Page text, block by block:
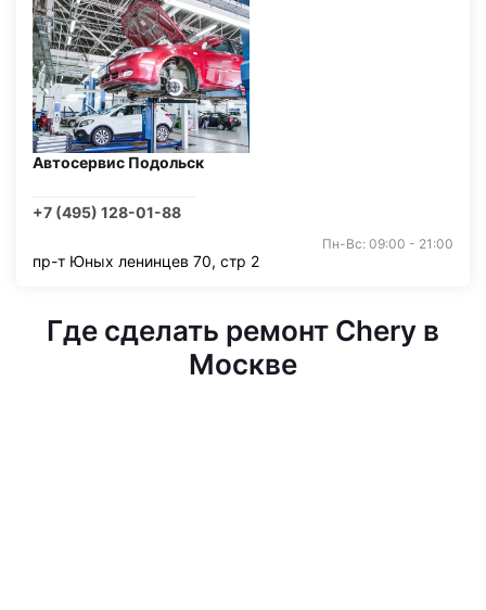
Автосервис Подольск
+7 (495) 128-01-88
Пн-Вс: 09:00 - 21:00
пр-т Юных ленинцев 70, стр 2
Где сделать ремонт Chery в
Москве